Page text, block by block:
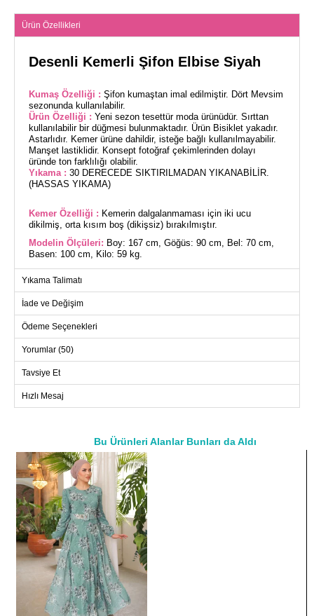
Ürün Özellikleri
Desenli Kemerli Şifon Elbise Siyah
Kumaş Özelliği : Şifon kumaştan imal edilmiştir. Dört Mevsim
sezonunda kullanılabilir.
Ürün Özelliği : Yeni sezon tesettür moda ürünüdür. Sırttan
kullanılabilir bir düğmesi bulunmaktadır. Ürün Bisiklet yakadır.
Astarlıdır. Kemer ürüne dahildir, isteğe bağlı kullanılmayabilir.
Manşet lastiklidir. Konsept fotoğraf çekimlerinden dolayı
üründe ton farklılığı olabilir.
Yıkama : 30 DERECEDE SIKTIRILMADAN YIKANABİLİR.
(HASSAS YIKAMA)
Kemer Özelliği : Kemerin dalgalanmaması için iki ucu
dikilmiş, orta kısım boş (dikişsiz) bırakılmıştır.
Modelin Ölçüleri: Boy: 167 cm, Göğüs: 90 cm, Bel: 70 cm,
Basen: 100 cm, Kilo: 59 kg.
(Modelin üzerindeki ürün 38 bedendir.)
Desenli Kemerli Şifon Elbise, dört mevsim kullanıma uygun
olan tesettür bir modeldir. Kumaşı şifondur ve 30 derecede
hassas yıkama programında yıkanabilir. Bisiklet yakası ve
astarlı yapısı ile şıklığına şıklık katar. Üründe sırttan
erişilebilen bir düğme ve lastikli manşetler bulunur. Elbiseyle
birlikte gelen kemer, iki ucu sabitlenmiş şekilde tasarlanmıştır
ve bu sayede düzgün bir görünüm sağlar. Kemer, kişisel
tercihlere göre takılabilir veya çıkarılabilir. Model üzerindeki
Göğüs
Boy
38
40
42
44
46
48
Yıkama Talimatı
İade ve Değişim
Ödeme Seçenekleri
Yorumlar (50)
Tavsiye Et
Hızlı Mesaj
Bu Ürünleri Alanlar Bunları da Aldı
a>